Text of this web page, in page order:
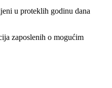
u proteklih godinu dana
zaposlenih o mogućim